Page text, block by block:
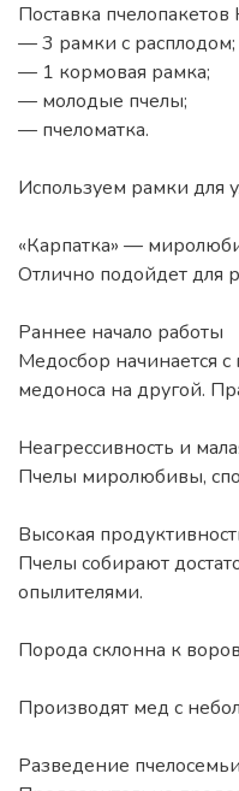
Поставка
— 3 рамки с расплодом;
— 1 кормовая рамка;
— молодые пчелы;
— пчеломатка.
Используем рамки для
«Карпатка» —
Отлично подойдет для
Раннее начало работы
Медосбор начинается
медоноса на другой.
Неагрессивность и
Пчелы миролюбивы,
Высокая
Пчелы собирают
опылителями.
Порода склонна к
Производят мед с
Разведение